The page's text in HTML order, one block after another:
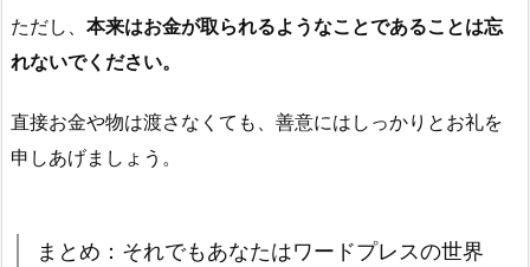
ただし、 本来はお金が取られるようなことであることは忘
れないでください。
直接お金や物は渡さなくても、善意にはしっかりとお礼を
申しあげましょう。
まとめ：それでもあなたはワードプレスの世界